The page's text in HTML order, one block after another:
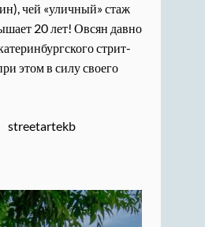
чей «уличный» стаж
20 лет! Овсян давно
стрит-
этом в силу своего
streetartekb